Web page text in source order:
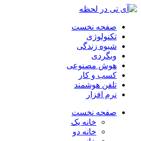
صفحه نخست
تکنولوژی
شیوه زندگی
وبگردی
هوش مصنوعی
کسب و کار
تلفن هوشمند
نرم افزار
صفحه نخست
خانه یک
خانه دو